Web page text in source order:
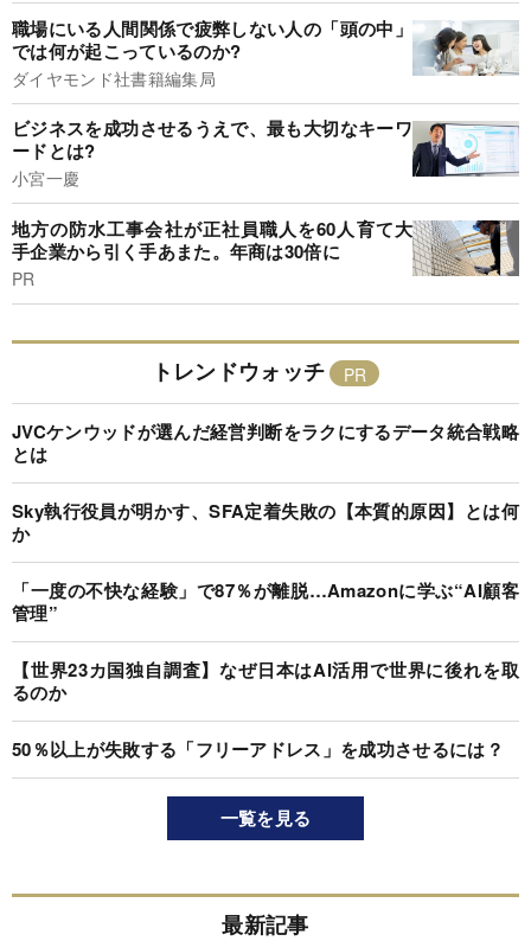
職場にいる人間関係で疲弊しない人の「頭の中」
では何が起こっているのか?
ダイヤモンド社書籍編集局
ビジネスを成功させるうえで、最も大切なキーワ
ードとは?
小宮一慶
地方の防水工事会社が正社員職人を60人育て大
手企業から引く手あまた。年商は30倍に
PR
トレンドウォッチ
JVCケンウッドが選んだ経営判断をラクにするデータ統合戦略
とは
Sky執行役員が明かす、SFA定着失敗の【本質的原因】とは何
か
「一度の不快な経験」で87％が離脱…Amazonに学ぶ“AI顧客
管理”
【世界23カ国独自調査】なぜ日本はAI活用で世界に後れを取
るのか
50％以上が失敗する「フリーアドレス」を成功させるには？
一覧を見る
最新記事